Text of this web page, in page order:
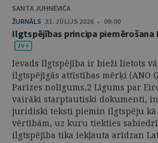
SANTA JUHNEVIČA
ŽURNĀLS 31. JŪLIJS 2026 • 09:00
Ilgtspējības principa piemērošana
Ievads Ilgtspējība ir bieži lietots
ilgtspējīgās attīstības mērķi (ANO
Parīzes nolīgums,2 Līgums par
vairāki starptautiski dokumenti,
juridiski teksti piemin ilgtspēju
vērtībām, uz kuru tiekties
ilgtspējība tika iekļauta arīdzan